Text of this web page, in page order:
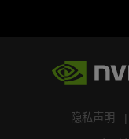
隐私声明